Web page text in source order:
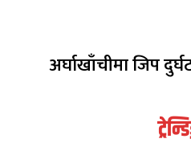
अर्घाखाँचीमा जिप